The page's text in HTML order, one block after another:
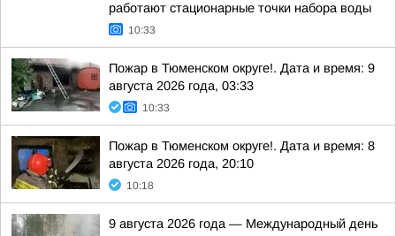
работают стационарные точки набора воды
10:33
Пожар в Тюменском округе!. Дата и время: 9
августа 2026 года, 03:33
10:33
Пожар в Тюменском округе!. Дата и время: 8
августа 2026 года, 20:10
10:18
9 августа 2026 года — Международный день